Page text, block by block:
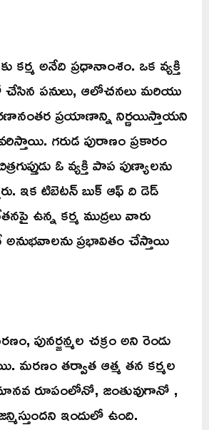
కర్మ అనేది ప్రధానాంశం. ఒక వ్యక్తి
పనులు, ఆలోచనలు మరియు
ప్రయాణాన్ని నిర్ణయిస్తాయని
గరుడ పురాణం ప్రకారం
ఓ వ్యక్తి పాప పుణ్యాలను
ఇక టిబెటన్ బుక్ ఆఫ్ ది డెడ్
ఉన్న కర్మ ముద్రలు వారు
ప్రభావితం చేస్తాయి
పునర్జన్మల చక్రం అని రెండు
మరణం తర్వాత ఆత్మ తన కర్మల
రూపంలోనో, జంతువుగానో ,
ఇందులో ఉంది.